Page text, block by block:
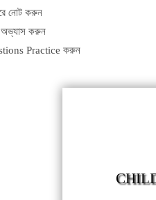
নোট করুন
অভ্যাস করুন
Practice করুন